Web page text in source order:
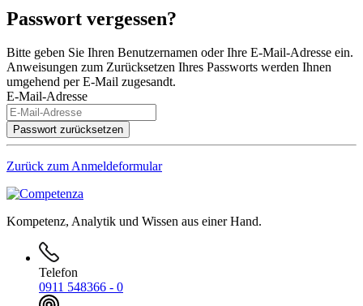
Passwort vergessen?
Bitte geben Sie Ihren Benutzernamen oder Ihre E-Mail-Adresse ein.
Anweisungen zum Zurücksetzen Ihres Passworts werden Ihnen
umgehend per E-Mail zugesandt.
E-Mail-Adresse
Zurück zum Anmeldeformular
Kompetenz, Analytik und Wissen aus einer Hand.
Telefon
0911 548366 - 0